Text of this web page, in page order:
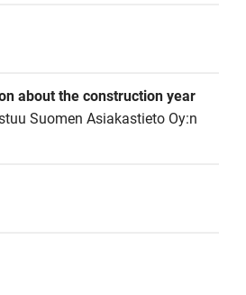
about the construction year
Suomen Asiakastieto Oy:n